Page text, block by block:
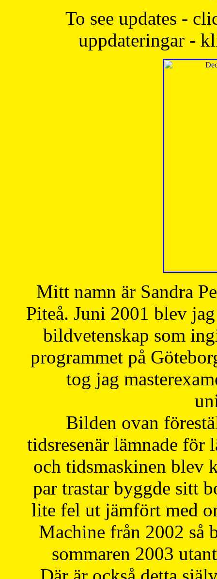
To see updates -
uppdateringar -
Mitt namn är Sandra
Piteå. Juni 2001 blev
bildvetenskap som
programmet på
tog jag
Bilden ovan
tidsresenär lämnade för
och tidsmaskinen blev
par trastar byggde sitt
lite fel ut jämfört med
Machine från 2002 så
sommaren 2003